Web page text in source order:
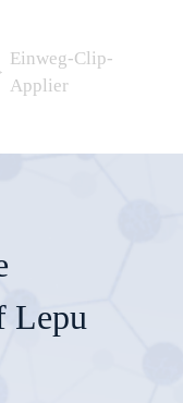
Einweg-Clip-
Applier
Lepu